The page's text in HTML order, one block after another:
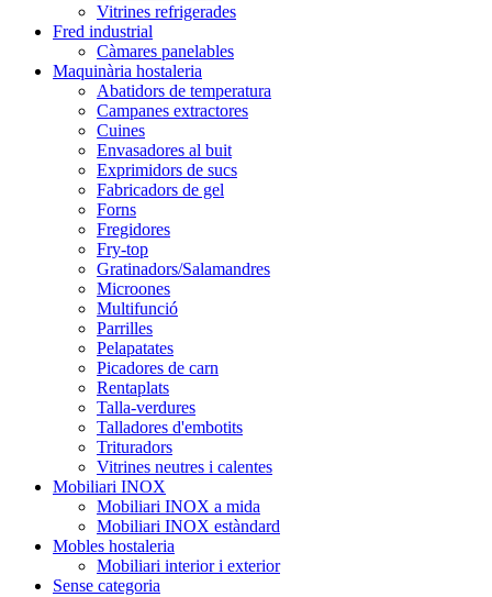
Vitrines refrigerades
Fred industrial
Càmares panelables
Maquinària hostaleria
Abatidors de temperatura
Campanes extractores
Cuines
Envasadores al buit
Exprimidors de sucs
Fabricadors de gel
Forns
Fregidores
Fry-top
Gratinadors/Salamandres
Microones
Multifunció
Parrilles
Pelapatates
Picadores de carn
Rentaplats
Talla-verdures
Talladores d'embotits
Trituradors
Vitrines neutres i calentes
Mobiliari INOX
Mobiliari INOX a mida
Mobiliari INOX estàndard
Mobles hostaleria
Mobiliari interior i exterior
Sense categoria